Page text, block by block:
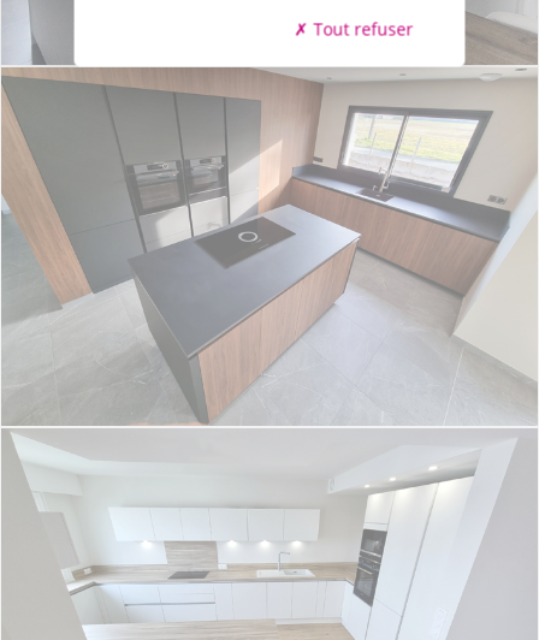
Tout refuser